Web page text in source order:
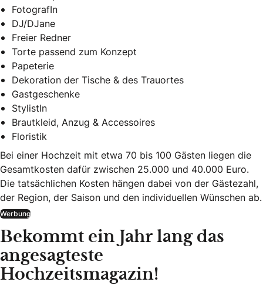
FotografIn
DJ/DJane
Freier Redner
Torte passend zum Konzept
Papeterie
Dekoration der Tische & des Trauortes
Gastgeschenke
StylistIn
Brautkleid, Anzug & Accessoires
Floristik
Bei einer Hochzeit mit etwa 70 bis 100 Gästen liegen die
Gesamtkosten dafür zwischen 25.000 und 40.000 Euro.
Die tatsächlichen Kosten hängen dabei von der Gästezahl,
der Region, der Saison und den individuellen Wünschen ab.
Werbung
Bekommt ein Jahr lang das
angesagteste
Hochzeitsmagazin!